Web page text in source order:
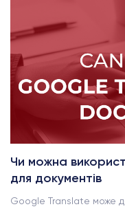
Чи можна
для документів
Google Translate може